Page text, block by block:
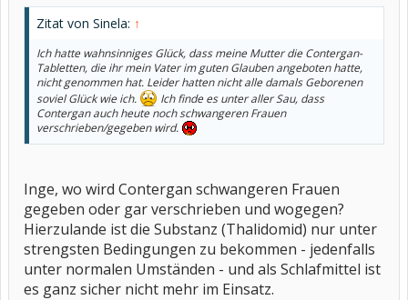
Zitat von Sinela: ↑
Ich hatte wahnsinniges Glück, dass meine Mutter die Contergan-
Tabletten, die ihr mein Vater im guten Glauben angeboten hatte,
nicht genommen hat. Leider hatten nicht alle damals Geborenen
soviel Glück wie ich.
Ich finde es unter aller Sau, dass
Contergan auch heute noch schwangeren Frauen
verschrieben/gegeben wird.
Inge, wo wird Contergan schwangeren Frauen
gegeben oder gar verschrieben und wogegen?
Hierzulande ist die Substanz (Thalidomid) nur unter
strengsten Bedingungen zu bekommen - jedenfalls
unter normalen Umständen - und als Schlafmittel ist
es ganz sicher nicht mehr im Einsatz.